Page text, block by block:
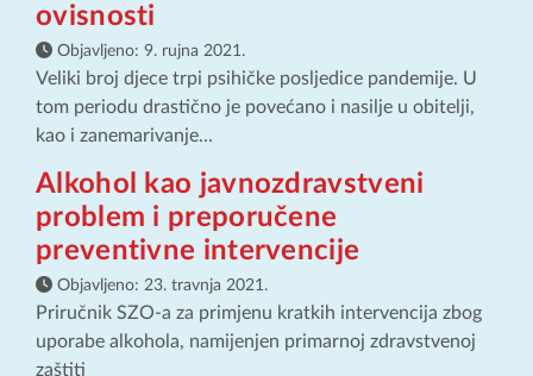
ovisnosti
Objavljeno: 9. rujna 2021.
Veliki broj djece trpi psihičke posljedice pandemije. U
tom periodu drastično je povećano i nasilje u obitelji,
kao i zanemarivanje...
Alkohol kao javnozdravstveni
problem i preporučene
preventivne intervencije
Objavljeno: 23. travnja 2021.
Priručnik SZO-a za primjenu kratkih intervencija zbog
uporabe alkohola, namijenjen primarnoj zdravstvenoj
zaštiti